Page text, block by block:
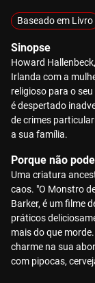
Baseado em Livro
Sinopse
Howard
Irlanda com a
religioso para o
é despertado
de crimes
a sua família.
Porque não
Uma criatura
caos. "O Monstro
Barker, é um filme
práticos
mais do que
charme na sua
com pipocas,